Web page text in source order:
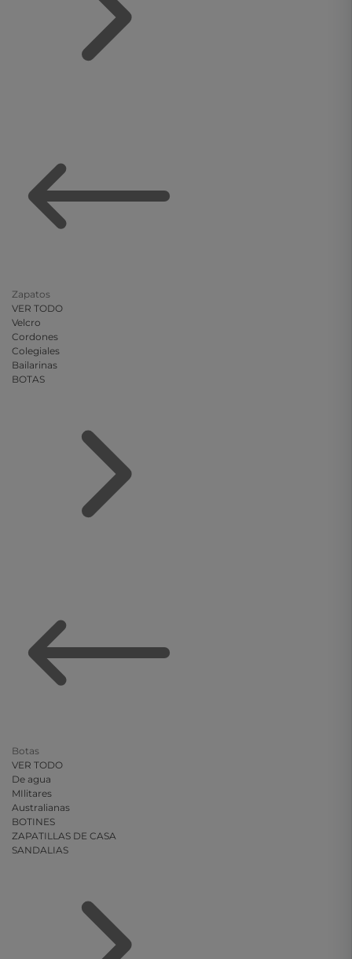
Zapatos
VER TODO
Velcro
Cordones
Colegiales
Bailarinas
BOTAS
Botas
VER TODO
De agua
MIlitares
Australianas
BOTINES
ZAPATILLAS DE CASA
SANDALIAS